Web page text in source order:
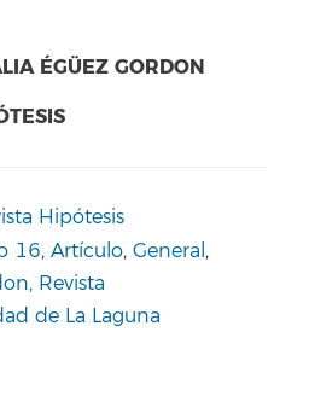
ÉGÜEZ GORDON
Hipótesis
16, Artículo, General,
Revista
de La Laguna